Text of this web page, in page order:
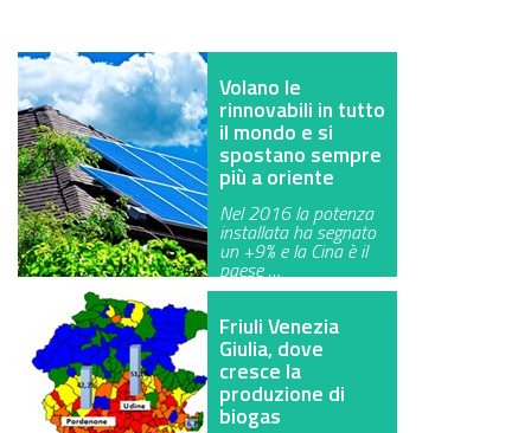
INDUSTRIA VERDE
FOOD&TRAVEL
HEALTH&WELLNESS
GREEN TECH
GLOCAL
ECO-EVENTI
ECOINCENTRIAMOCI
Volano le
rinnovabili in tutto
il mondo e si
spostano sempre
più a oriente
Nel 2016 la potenza
installata ha segnato
un +9% e la Cina è il
paese …
Friuli Venezia
Giulia, dove
cresce la
produzione di
biogas